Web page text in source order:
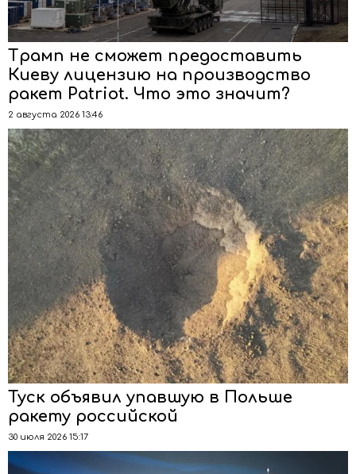
Трамп не сможет предоставить
Киеву лицензию на производство
ракет Patriot. Что это значит?
2 августа 2026 13:46
Туск объявил упавшую в Польше
ракету российской
30 июля 2026 15:17